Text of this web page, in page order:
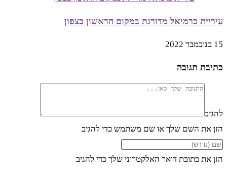
עיריית כרמיאל מדורגת במקום הראשון בצפון
15 בנובמבר 2022
כתיבת תגובה
להגיב
הזן את השם שלך או שם משתמש כדי להגיב
הזן את כתובת דואר האלקטרוני שלך כדי להגיב